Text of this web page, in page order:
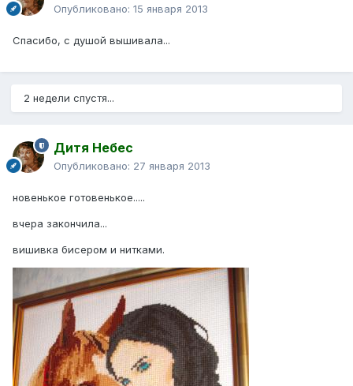
Опубликовано: 15 января 2013
Спасибо, с душой вышивала...
2 недели спустя...
Дитя Небес
Опубликовано: 27 января 2013
новенькое готовенькое.....
вчера закончила...
вишивка бисером и нитками.